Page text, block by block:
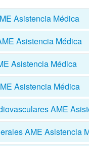
Asistencia Médica
Asistencia Médica
Asistencia Médica
Asistencia Médica
AME
AME Asistencia